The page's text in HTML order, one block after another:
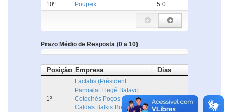
10º
Poupex 5.0
Prazo Médio de Resposta (0 a 10)
Posição Empresa Dias
1º
Lactalis (Président
Parmalat Elegê Batavo
Cotochés Poços de
Caldas Balkis Boa Nata
0.0